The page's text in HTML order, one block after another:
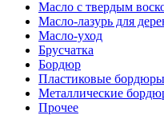
Масло с твердым
Масло-лазурь для
Масло-уход
Брусчатка
Бордюр
Пластиковые бордюры
Металлические
Прочее